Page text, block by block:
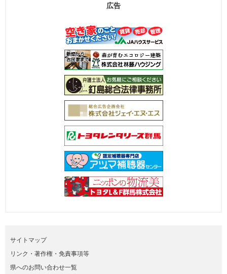
広告
サイトマップ
リンク・著作権・免責事項等
県へのお問い合わせ一覧